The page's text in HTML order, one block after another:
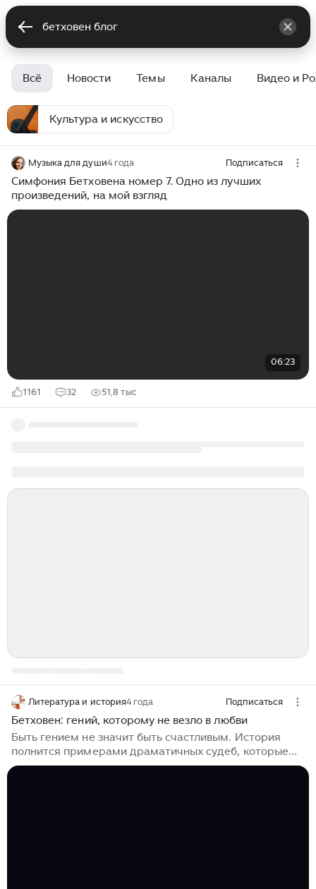
Всё Новости Темы Каналы Видео и
Культура и искусство
Музыка для души4 года Подписаться
Симфония Бетховена номер 7. Одно из лучших
произведений, на мой взгляд
06:23
1161 32 51,8 тыс
Литература и история4 года Подписаться
Бетховен: гений, которому не везло в любви
Быть гением не значит быть счастливым. История
полнится примерами драматичных судеб, которые
выпали на долю талантливых людей. А может, без